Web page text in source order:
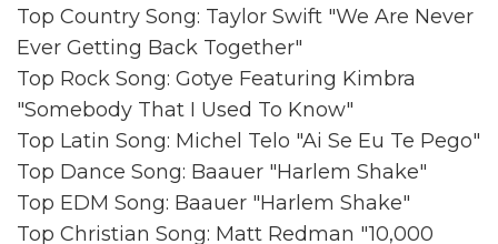
Top Country Song: Taylor Swift "We Are Never
Ever Getting Back Together"
Top Rock Song: Gotye Featuring Kimbra
"Somebody That I Used To Know"
Top Latin Song: Michel Telo "Ai Se Eu Te Pego"
Top Dance Song: Baauer "Harlem Shake"
Top EDM Song: Baauer "Harlem Shake"
Top Christian Song: Matt Redman "10,000